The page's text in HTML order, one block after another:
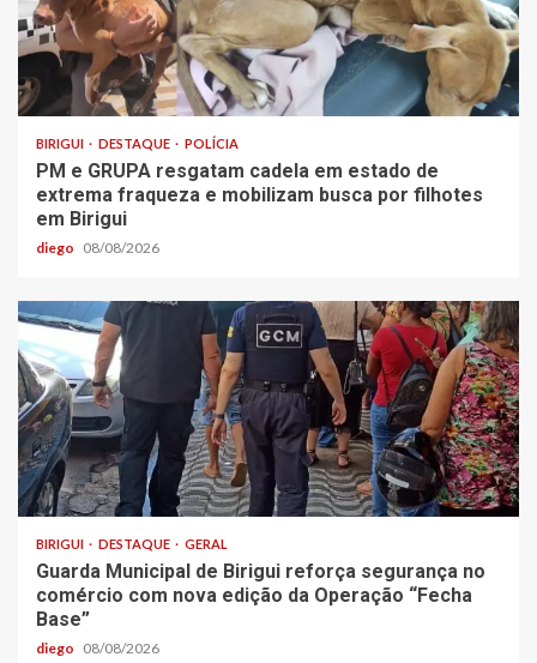
BIRIGUI DESTAQUE POLÍCIA
PM e GRUPA resgatam cadela em estado de
extrema fraqueza e mobilizam busca por filhotes
em Birigui
diego 08/08/2026
BIRIGUI DESTAQUE GERAL
Guarda Municipal de Birigui reforça segurança no
comércio com nova edição da Operação “Fecha
Base”
diego 08/08/2026